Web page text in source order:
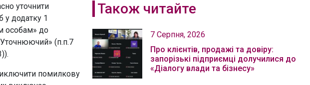
уточнити
у додатку 1
особам» до
(п.п.7
помилкову
Також читайте
7 Серпня, 2026
Про клієнтів, продажі та довіру:
запорізькі підприємці долучилися до
«Діалогу влади та бізнесу»